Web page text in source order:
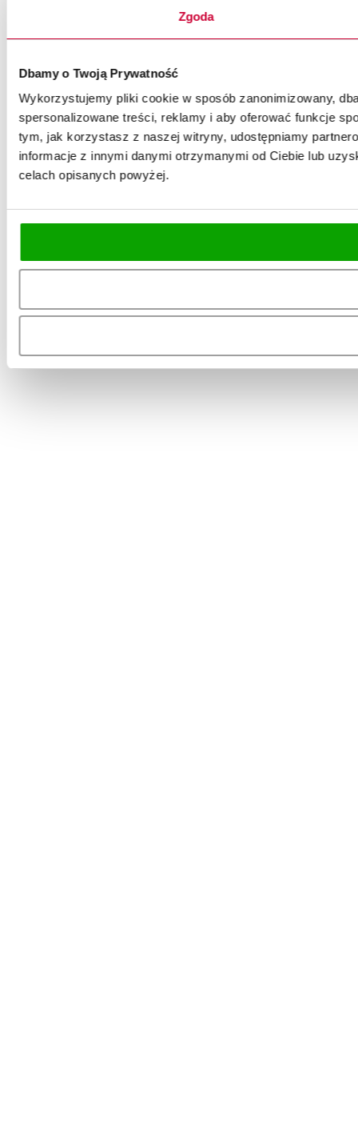
Zgoda
Dbamy o Twoją Prywatność
Wykorzystujemy pliki cookie w sposób zanonimizowany,
spersonalizowane treści, reklamy i aby oferować funkcje
tym, jak korzystasz z naszej witryny, udostępniamy
informacje z innymi danymi otrzymanymi od Ciebie lub
celach opisanych powyżej.